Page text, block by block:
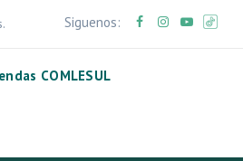
Siguenos:
COMLESUL